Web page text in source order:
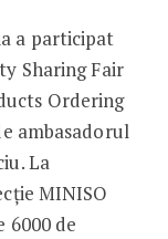
a participat
Sharing Fair
Ordering
ambasadorul
La
MINISO
6000 de